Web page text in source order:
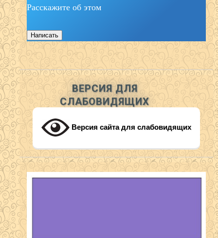
Расскажите об этом
Написать
ВЕРСИЯ ДЛЯ
СЛАБОВИДЯЩИХ
Версия сайта для слабовидящих